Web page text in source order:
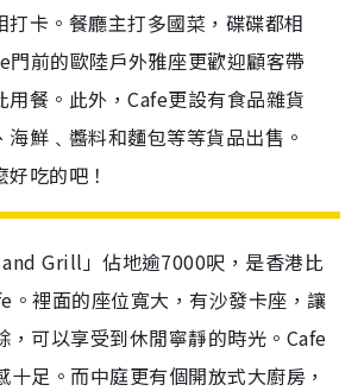
打卡。餐廳主打多國菜，碟碟都相
門前的歐陸戶外雅座更歡迎顧客帶
用餐。此外，Cafe更設有食品雜貨
海鮮﹑醬料和麵包等等貨品出售。
吃的吧！
Grill」佔地逾7000呎，是香港比
。裡面的座位寬大，有沙發卡座，讓
，可以享受到休閒寧靜的時光。Cafe
十足。而中庭更有個開放式大廚房，